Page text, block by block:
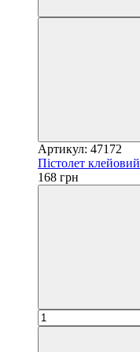
Артикул: 47172
Пістолет
168 грн